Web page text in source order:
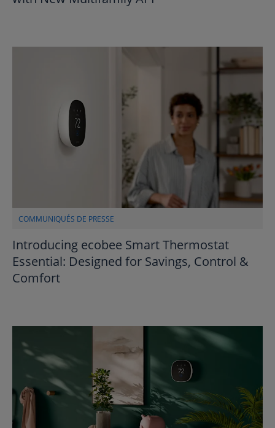
COMMUNIQUÉS DE PRESSE
Introducing ecobee Smart Thermostat
Essential: Designed for Savings, Control &
Comfort